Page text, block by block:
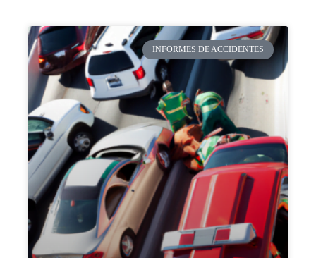
INFORMES DE ACCIDENTES